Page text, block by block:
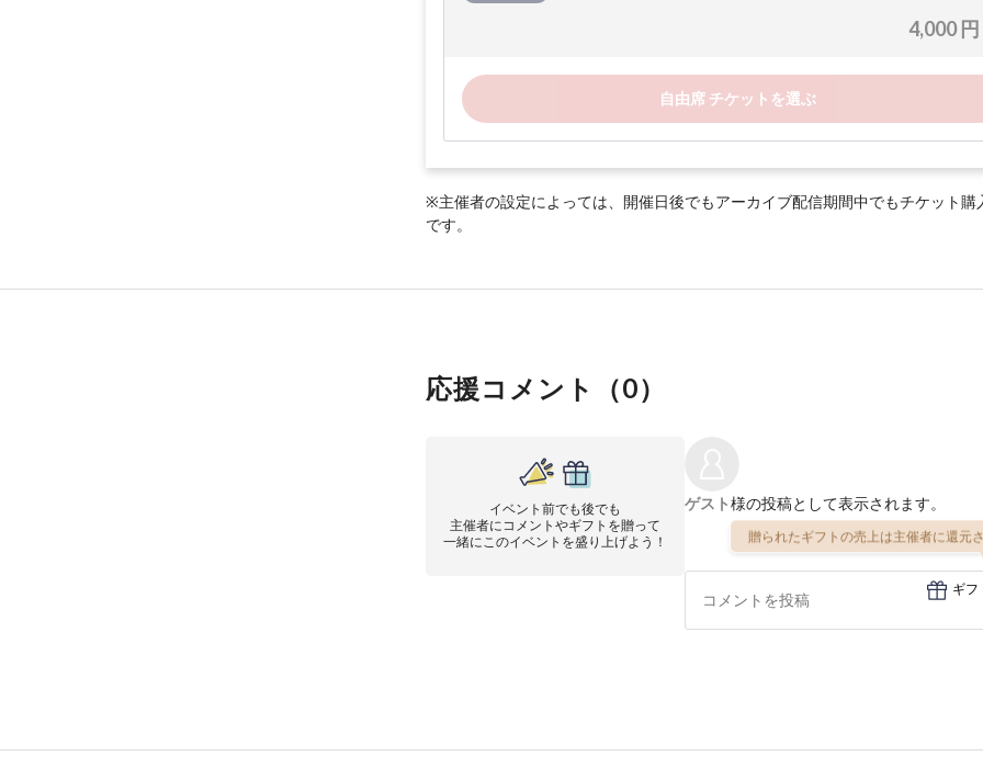
4,000 円
自由席 チケットを選ぶ
※主催者の設定によっては、開催日後でもアーカイブ配信期間中でもチケット購
です。
応援コメント（0）
イベント前でも後でも
主催者にコメントやギフトを贈って
一緒にこのイベントを盛り上げよう！
ゲスト様の投稿として表示されます。
贈られたギフトの売上は主催者に還元
ギフ